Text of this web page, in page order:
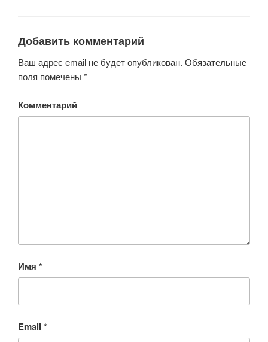
Добавить комментарий
Ваш адрес email не будет опубликован. Обязательные
поля помечены *
Комментарий
Имя *
Email *